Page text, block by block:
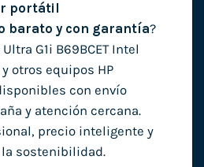
portátil
barato y con garantía?
G1i B69BCET Intel
otros equipos HP
con envío
y atención cercana.
precio inteligente y
sostenibilidad.